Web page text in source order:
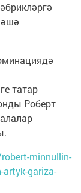
татар
Роберт
minnullin-
artyk-gariza-